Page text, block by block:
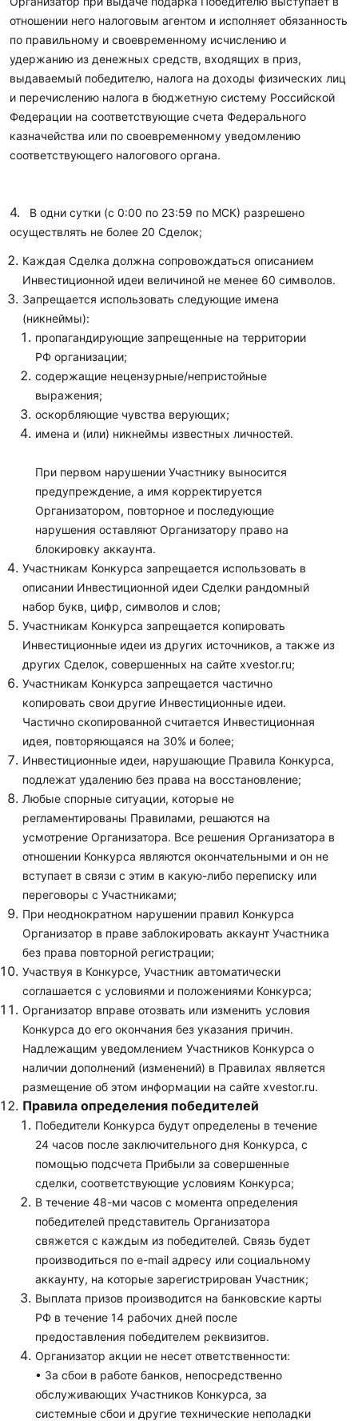
отношении него налоговым агентом и исполняет обязанность
по правильному и своевременному исчислению и
удержанию из денежных средств, входящих в приз,
выдаваемый победителю, налога на доходы физических лиц
и перечислению налога в бюджетную систему Российской
Федерации на соответствующие счета Федерального
казначейства или по своевременному уведомлению
соответствующего налогового органа.
4.
В одни сутки (с 0:00 по 23:59 по МСК) разрешено
осуществлять не более 20 Сделок;
Каждая Сделка должна сопровождаться описанием
Инвестиционной идеи величиной не менее 60 символов.
Запрещается использовать следующие имена
(никнеймы):
пропагандирующие запрещенные на территории
РФ организации;
содержащие нецензурные/непристойные
выражения;
оскорбляющие чувства верующих;
имена и (или) никнеймы известных личностей.
При первом нарушении Участнику выносится
предупреждение, а имя корректируется
Организатором, повторное и последующие
нарушения оставляют Организатору право на
блокировку аккаунта.
Участникам Конкурса запрещается использовать в
описании Инвестиционной идеи Сделки рандомный
набор букв, цифр, символов и слов;
Участникам Конкурса запрещается копировать
Инвестиционные идеи из других источников, а также из
других Сделок, совершенных на сайте xvestor.ru;
Участникам Конкурса запрещается частично
копировать свои другие Инвестиционные идеи.
Частично скопированной считается Инвестиционная
идея, повторяющаяся на 30% и более;
Инвестиционные идеи, нарушающие Правила Конкурса,
подлежат удалению без права на восстановление;
Любые спорные ситуации, которые не
регламентированы Правилами, решаются на
усмотрение Организатора. Все решения Организатора в
отношении Конкурса являются окончательными и он не
вступает в связи с этим в какую-либо переписку или
переговоры с Участниками;
При неоднократном нарушении правил Конкурса
Организатор в праве заблокировать аккаунт Участника
без права повторной регистрации;
Участвуя в Конкурсе, Участник автоматически
соглашается с условиями и положениями Конкурса;
Организатор вправе отозвать или изменить условия
Конкурса до его окончания без указания причин.
Надлежащим уведомлением Участников Конкурса о
наличии дополнений (изменений) в Правилах является
размещение об этом информации на сайте xvestor.ru.
Правила определения победителей
Победители Конкурса будут определены в течение
24 часов после заключительного дня Конкурса, с
помощью подсчета Прибыли за совершенные
сделки, соответствующие условиям Конкурса;
В течение 48-ми часов с момента определения
победителей представитель Организатора
свяжется с каждым из победителей. Связь будет
производиться по e-mail адресу или социальному
аккаунту, на которые зарегистрирован Участник;
Выплата призов производится на банковские карты
РФ в течение 14 рабочих дней после
предоставления победителем реквизитов.
Организатор акции не несет ответственности:
• За сбои в работе банков, непосредственно
обслуживающих Участников Конкурса, за
системные сбои и другие технические неполадки